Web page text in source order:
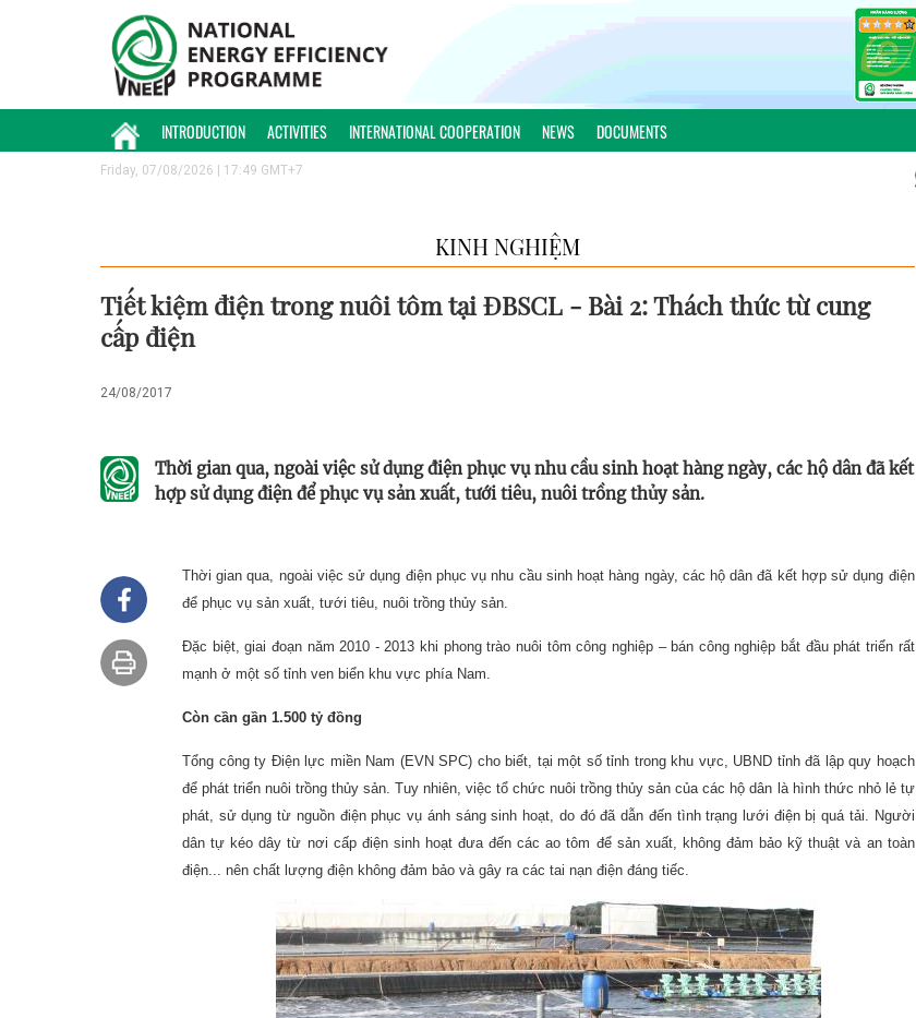
INTRODUCTION ACTIVITIES INTERNATIONAL COOPERATION NEWS DOCUMENTS
Friday, 07/08/2026 | 17:49 GMT+7
KINH NGHIỆM
Tiết kiệm điện trong nuôi tôm tại ĐBSCL - Bài 2: Thách thức từ cung
cấp điện
24/08/2017
Thời gian qua, ngoài việc sử dụng điện phục vụ nhu cầu sinh hoạt hàng ngày, các hộ dân đã kết
hợp sử dụng điện để phục vụ sản xuất, tưới tiêu, nuôi trồng thủy sản.
Thời gian qua, ngoài việc sử dụng điện phục vụ nhu cầu sinh hoạt hàng ngày, các hộ dân đã kết hợp sử dụng điện
để phục vụ sản xuất, tưới tiêu, nuôi trồng thủy sản.
Đặc biệt, giai đoạn năm 2010 - 2013 khi phong trào nuôi tôm công nghiệp – bán công nghiệp bắt đầu phát triển rất
mạnh ở một số tỉnh ven biển khu vực phía Nam.
Còn cần gần 1.500 tỷ đồng
Tổng công ty Điện lực miền Nam (EVN SPC) cho biết, tại một số tỉnh trong khu vực, UBND tỉnh đã lập quy hoạch
để phát triển nuôi trồng thủy sản. Tuy nhiên, việc tổ chức nuôi trồng thủy sản của các hộ dân là hình thức nhỏ lẻ tự
phát, sử dụng từ nguồn điện phục vụ ánh sáng sinh hoạt, do đó đã dẫn đến tình trạng lưới điện bị quá tải. Người
dân tự kéo dây từ nơi cấp điện sinh hoạt đưa đến các ao tôm để sản xuất, không đảm bảo kỹ thuật và an toàn
điện... nên chất lượng điện không đảm bảo và gây ra các tai nạn điện đáng tiếc.